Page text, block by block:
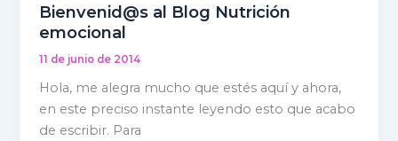
Bienvenid@s al Blog Nutrición
emocional
11 de junio de 2014
Hola, me alegra mucho que estés aquí y ahora,
en este preciso instante leyendo esto que acabo
de escribir. Para
Bienvenid@s
al
Blog
emocional